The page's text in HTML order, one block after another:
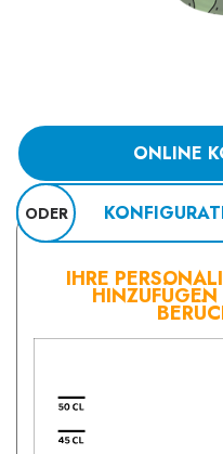
ONLINE
ODER
IHRE